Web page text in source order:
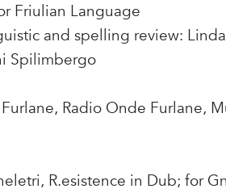
Friulian Language
and spelling review:
Spilimbergo
Radio Onde Furlane,
R.esistence in Dub; for